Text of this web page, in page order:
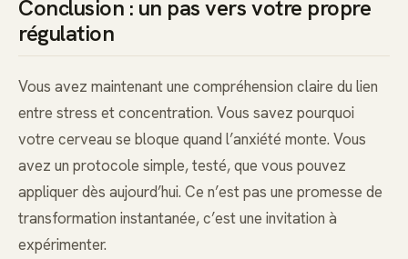
Conclusion : un pas vers votre propre
régulation
Vous avez maintenant une compréhension claire du lien
entre stress et concentration. Vous savez pourquoi
votre cerveau se bloque quand l’anxiété monte. Vous
avez un protocole simple, testé, que vous pouvez
appliquer dès aujourd’hui. Ce n’est pas une promesse de
transformation instantanée, c’est une invitation à
expérimenter.